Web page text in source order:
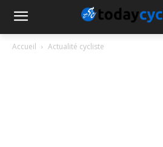
Accueil Actualité cycliste